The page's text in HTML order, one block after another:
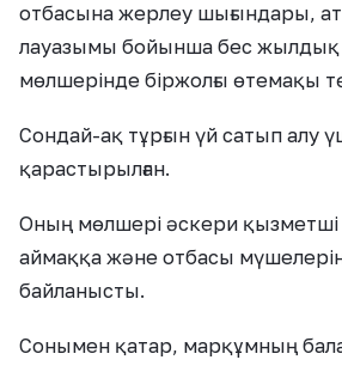
отбасына жерлеу шығындары,
лауазымы бойынша бес жылдық
мөлшерінде біржолғы өтемақы
Сондай-ақ тұрғын үй сатып алу
қарастырылған.
Оның мөлшері әскери
аймаққа және отбасы
байланысты.
Сонымен қатар, марқұмның